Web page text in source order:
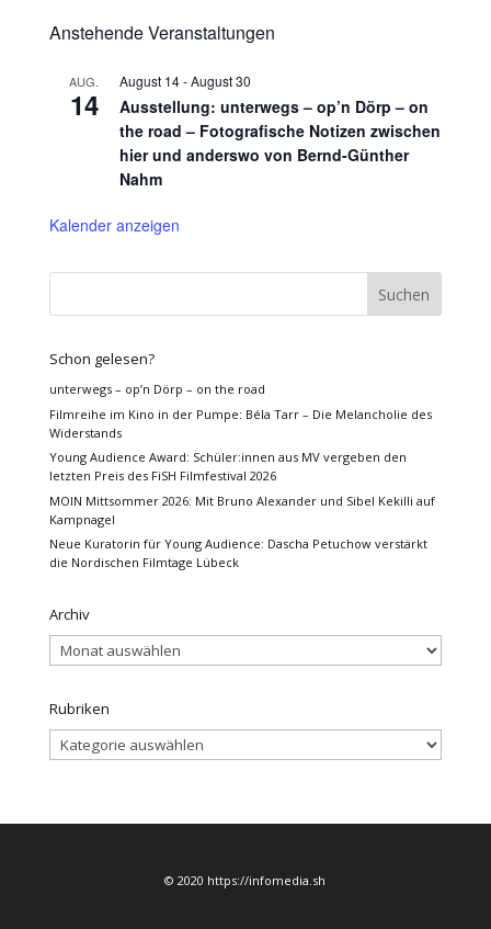
Anstehende Veranstaltungen
AUG.
14
August 14-August 30
Ausstellung: unterwegs – op’n Dörp – on
the road – Fotografische Notizen zwischen
hier und anderswo von Bernd-Günther
Nahm
Kalender anzeigen
Schon gelesen?
unterwegs – op’n Dörp – on the road
Filmreihe im Kino in der Pumpe: Béla Tarr – Die Melancholie des
Widerstands
Young Audience Award: Schüler:innen aus MV vergeben den
letzten Preis des FiSH Filmfestival 2026
MOIN Mittsommer 2026: Mit Bruno Alexander und Sibel Kekilli auf
Kampnagel
Neue Kuratorin für Young Audience: Dascha Petuchow verstärkt
die Nordischen Filmtage Lübeck
Archiv
Archiv
Rubriken
Rubriken
© 2020 https://infomedia.sh